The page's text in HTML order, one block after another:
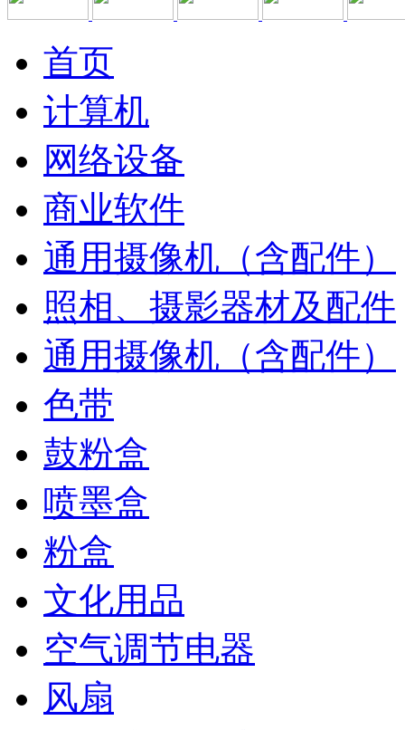
首页
计算机
网络设备
商业软件
通用摄像机（含配件）
照相、摄影器材及配件
通用摄像机（含配件）
色带
鼓粉盒
喷墨盒
粉盒
文化用品
空气调节电器
风扇